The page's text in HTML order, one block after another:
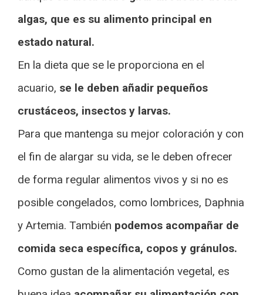
algas, que es su alimento principal en
estado natural.
En la dieta que se le proporciona en el
acuario, se le deben añadir pequeños
crustáceos, insectos y larvas.
Para que mantenga su mejor coloración y con
el fin de alargar su vida, se le deben ofrecer
de forma regular alimentos vivos y si no es
posible congelados, como lombrices, Daphnia
y Artemia. También podemos acompañar de
comida seca específica, copos y gránulos.
Como gustan de la alimentación vegetal, es